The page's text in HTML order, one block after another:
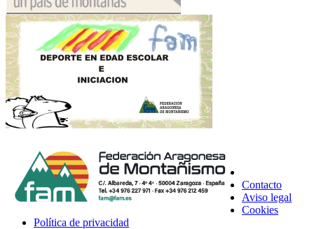
Contacto
Aviso legal
Cookies
Política de privacidad